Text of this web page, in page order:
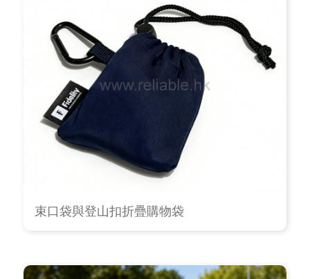
束口袋與登山扣折疊購物袋